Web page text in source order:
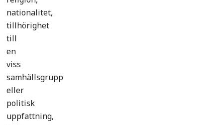
nationalitet,
tillhörighet
till
en
viss
samhällsgrupp
eller
politisk
uppfattning,